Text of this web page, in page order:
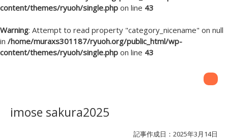
content/themes/ryuoh/single.php on line 43
Warning: Attempt to read property "category_nicename" on null
in /home/muraxs301187/ryuoh.org/public_html/wp-
content/themes/ryuoh/single.php on line 43
imose sakura2025
記事作成日：2025年3月14日